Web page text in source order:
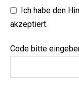
Ich habe den
akzeptiert.
Your
Code bitte